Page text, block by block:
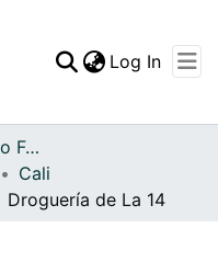
Statistics
Log In
Archivo del Patrimonio Fotográfico y Fílmico del Valle del Cauca
Cali
Droguería de La 14